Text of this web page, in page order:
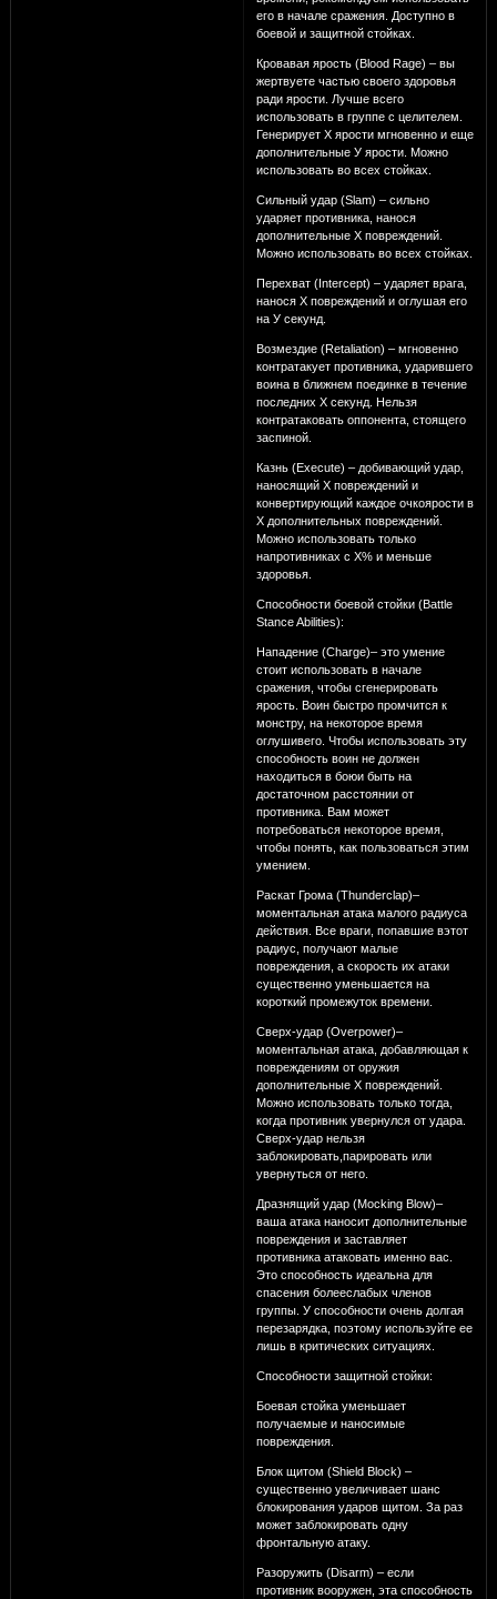
его в начале сражения. Доступно в
боевой и защитной стойках.
Кровавая ярость (Blood Rage) – вы
жертвуете частью своего здоровья
ради ярости. Лучше всего
использовать в группе с целителем.
Генерирует Х ярости мгновенно и еще
дополнительные У ярости. Можно
использовать во всех стойках.
Сильный удар (Slam) – сильно
ударяет противника, нанося
дополнительные Х повреждений.
Можно использовать во всех стойках.
Перехват (Intercept) – ударяет врага,
нанося Х повреждений и оглушая его
на У секунд.
Возмездие (Retaliation) – мгновенно
контратакует противника, ударившего
воина в ближнем поединке в течение
последних Х секунд. Нельзя
контратаковать оппонента, стоящего
заспиной.
Казнь (Execute) – добивающий удар,
наносящий Х повреждений и
конвертирующий каждое очкоярости в
Х дополнительных повреждений.
Можно использовать только
напротивниках с Х% и меньше
здоровья.
Способности боевой стойки (Battle
Stance Abilities):
Нападение (Charge)– это умение
стоит использовать в начале
сражения, чтобы сгенерировать
ярость. Воин быстро промчится к
монстру, на некоторое время
оглушивего. Чтобы использовать эту
способность воин не должен
находиться в боюи быть на
достаточном расстоянии от
противника. Вам может
потребоваться некоторое время,
чтобы понять, как пользоваться этим
умением.
Раскат Грома (Thunderclap)–
моментальная атака малого радиуса
действия. Все враги, попавшие вэтот
радиус, получают малые
повреждения, а скорость их атаки
существенно уменьшается на
короткий промежуток времени.
Сверх-удар (Overpower)–
моментальная атака, добавляющая к
повреждениям от оружия
дополнительные Х повреждений.
Можно использовать только тогда,
когда противник увернулся от удара.
Сверх-удар нельзя
заблокировать,парировать или
увернуться от него.
Дразнящий удар (Mocking Blow)–
ваша атака наносит дополнительные
повреждения и заставляет
противника атаковать именно вас.
Это способность идеальна для
спасения болееслабых членов
группы. У способности очень долгая
перезарядка, поэтому используйте ее
лишь в критических ситуациях.
Способности защитной стойки:
Боевая стойка уменьшает
получаемые и наносимые
повреждения.
Блок щитом (Shield Block) –
существенно увеличивает шанс
блокирования ударов щитом. За раз
может заблокировать одну
фронтальную атаку.
Разоружить (Disarm) – если
противник вооружен, эта способность